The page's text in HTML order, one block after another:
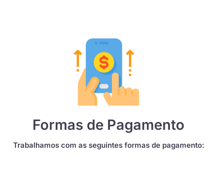
Formas de Pagamento
Trabalhamos com as seguintes formas de pagamento: